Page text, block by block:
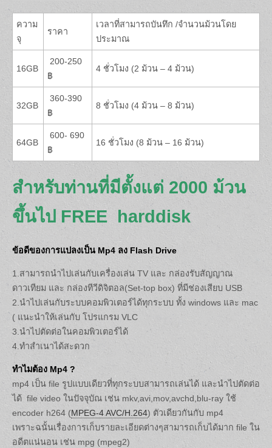
ความ
จุ
ราคา
เวลาที่สามารถบันทึก /จำนวนม้วนโดย
ประมาณ
16GB
200-250
฿
4 ชั่วโมง (2 ม้วน – 4 ม้วน)
32GB
360-390
฿
8 ชั่วโมง (4 ม้วน – 8 ม้วน)
64GB
600- 690
฿
16 ชั่วโมง (8 ม้วน – 16 ม้วน)
สำหรับท่านที่มีตั้งแต่ 2000 ม้วน
ขึ้นไป FREE harddisk
ข้อดีของการแปลงเป็น Mp4 ลง Flash Drive
1.สามารถนำไปเล่นกับเครื่องเล่น TV และ กล่องรับสัญญาณ
ดาวเทียม และ กล่องทีวีดิจิตอล(Set-top box) ที่มีช่องเสียบ USB
2.นำไปเล่นกับระบบคอมพิวเตอร์ได้ทุกระบบ ทั้ง windows และ mac
( แนะนำให้เล่นกับ โปรแกรม VLC
3.นำไปตัดต่อในคอมพิวเตอร์ได้
4.ทำสำเนาได้สะดวก
ทำไมต้อง Mp4 ?
mp4 เป็น file รูปแบบเดียวที่ทุกระบบสามารถเล่นได้ และนำไปตัดต่อ
ได้ file video ในปัจจุบัณ เช่น mkv,avi,mov,avchd,blu-ray ใช้
encoder h264 (MPEG-4 AVC/H.264) ตัวเดียวกันกับ mp4
เพราะฉนั้นเรื่องการเก็บรายละเอียดต่างๆสามารถเก็บได้มาก file ใน
อดีตแน่นอน เช่น mpg (mpeg2)